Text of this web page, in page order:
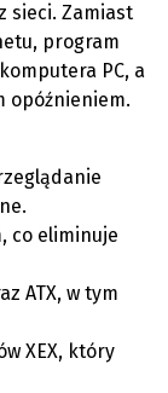
sieci. Zamiast
program
PC, a
opóźnieniem.
co eliminuje
ATX, w tym
XEX, który